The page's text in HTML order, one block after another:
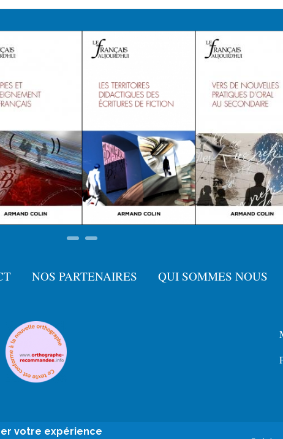
NOS PARTENAIRES QUI SOMMES NOUS
votre expérience